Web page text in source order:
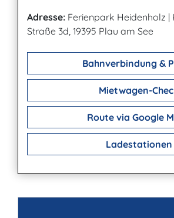
Adresse: Ferienpark Heidenholz |
Straße 3d, 19395 Plau am See
Bahnverbindung &
Mietwagen-
Route via Google
Ladestationen